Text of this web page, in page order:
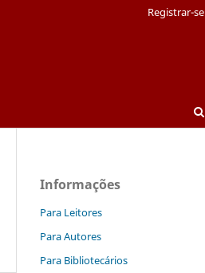
Registrar-se
Informações
Para Leitores
Para Autores
Para Bibliotecários